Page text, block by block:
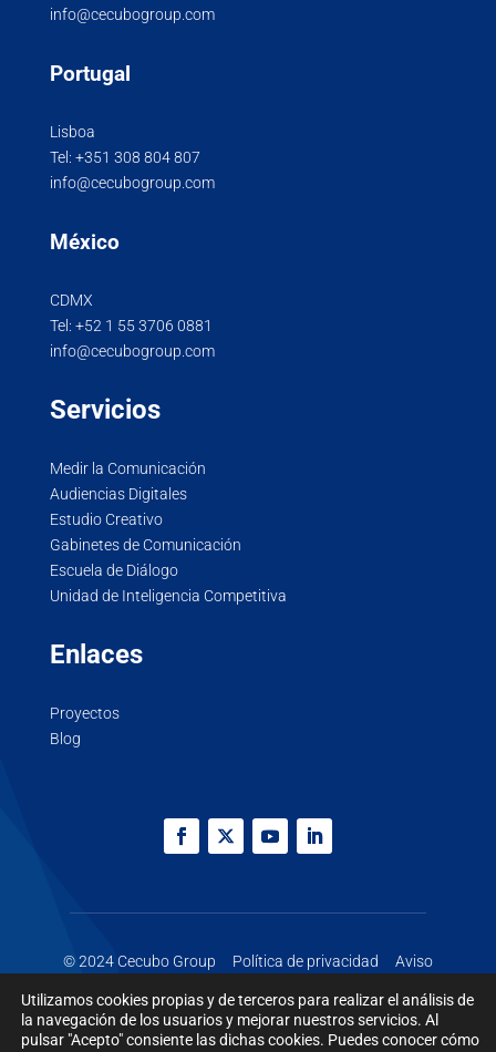
info@cecubogroup.com
Portugal
Lisboa
Tel: +351 308 804 807
info@cecubogroup.com
México
CDMX
Tel: +52 1 55 3706 0881
info@cecubogroup.com
Servicios
Medir la Comunicación
Audiencias Digitales
Estudio Creativo
Gabinetes de Comunicación
Escuela de Diálogo
Unidad de Inteligencia Competitiva
Enlaces
Proyectos
Blog
© 2024 Cecubo Group Política de privacidad
Aviso
Utilizamos cookies propias y de terceros para realizar el análisis de
la navegación de los usuarios y mejorar nuestros servicios. Al
pulsar "Acepto" consiente las dichas cookies. Puedes conocer cómo